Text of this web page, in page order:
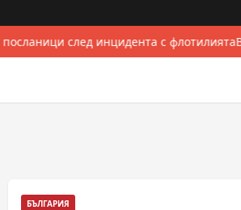
след инцидента с флотилията
БЪЛГАРИЯ